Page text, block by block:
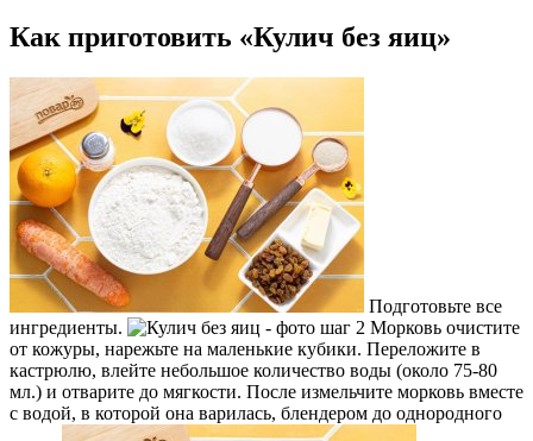
Как приготовить «Кулич без яиц»
Подготовьте все
ингредиенты.
Морковь очистите
от кожуры, нарежьте на маленькие кубики. Переложите в
кастрюлю, влейте небольшое количество воды (около 75-80
мл.) и отварите до мягкости. После измельчите морковь вместе
с водой, в которой она варилась, блендером до однородного